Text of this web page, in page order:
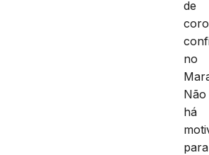
de
no
Não
há
para